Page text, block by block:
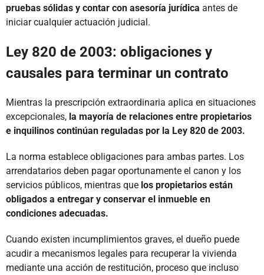
pruebas sólidas y contar con asesoría jurídica antes de
iniciar cualquier actuación judicial.
Ley 820 de 2003: obligaciones y
causales para terminar un contrato
Mientras la prescripción extraordinaria aplica en situaciones
excepcionales, la mayoría de relaciones entre propietarios
e inquilinos continúan reguladas por la Ley 820 de 2003.
La norma establece obligaciones para ambas partes. Los
arrendatarios deben pagar oportunamente el canon y los
servicios públicos, mientras que los propietarios están
obligados a entregar y conservar el inmueble en
condiciones adecuadas.
Cuando existen incumplimientos graves, el dueño puede
acudir a mecanismos legales para recuperar la vivienda
mediante una acción de restitución, proceso que incluso